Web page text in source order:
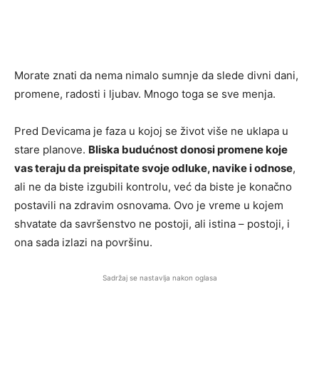
Morate znati da nema nimalo sumnje da slede divni dani,
promene, radosti i ljubav. Mnogo toga se sve menja.
Pred Devicama je faza u kojoj se život više ne uklapa u
stare planove. Bliska budućnost donosi promene koje
vas teraju da preispitate svoje odluke, navike i odnose,
ali ne da biste izgubili kontrolu, već da biste je konačno
postavili na zdravim osnovama. Ovo je vreme u kojem
shvatate da savršenstvo ne postoji, ali istina – postoji, i
ona sada izlazi na površinu.
Sadržaj se nastavlja nakon oglasa